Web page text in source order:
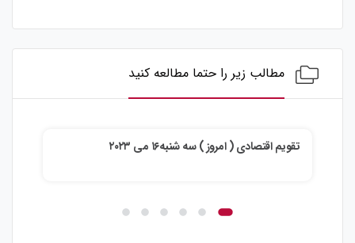
مطالب زیر را حتما مطالعه کنید
تقویم اقتصادی ( امروز ) سه شنبه۱۶ می ۲۰۲۳